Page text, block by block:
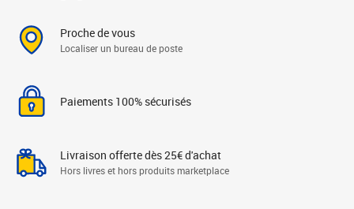
Proche de vous
Localiser un bureau de poste
Paiements 100% sécurisés
Livraison offerte dès 25€ d'achat
Hors livres et hors produits marketplace